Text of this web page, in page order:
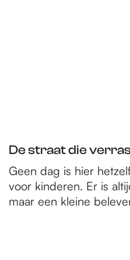
De straat die
Geen dag is hier
voor kinderen. Er is
maar een kleine